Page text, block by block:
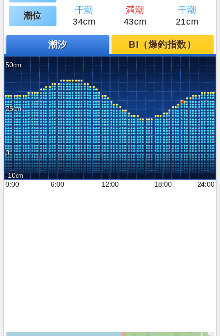
潮位
干潮 満潮
干潮
34cm
43cm 21cm
潮汐 BI（爆釣指数）
50
25
0
-10
0:00
6:00 12:00 18:00 24:00